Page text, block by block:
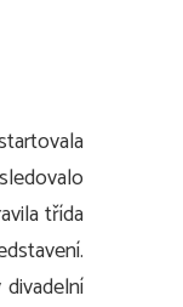
třída